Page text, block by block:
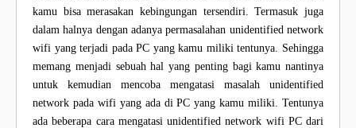
kamu bisa merasakan kebingungan tersendiri. Termasuk juga
dalam halnya dengan adanya permasalahan unidentified network
wifi yang terjadi pada PC yang kamu miliki tentunya. Sehingga
memang menjadi sebuah hal yang penting bagi kamu nantinya
untuk kemudian mencoba mengatasi masalah unidentified
network pada wifi yang ada di PC yang kamu miliki. Tentunya
ada beberapa cara mengatasi unidentified network wifi PC dari